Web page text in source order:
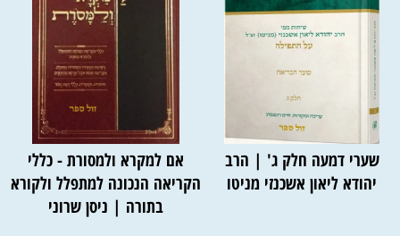
שערי דמעה חלק ג' | הרב
יהודא ליאון אשכנזי מניטו
אם למקרא ולמסורת - כללי
הקריאה הנכונה למתפלל ולקורא
בתורה | ניסן שרוני